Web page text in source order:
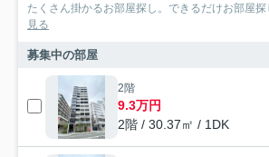
たくさん掛かるお部屋探し。できるだけお部屋探
見る
募集中の部屋
2階
9.3万円
2階 / 30.37㎡ / 1DK